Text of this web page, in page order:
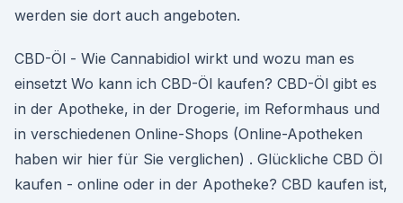
werden sie dort auch angeboten.
CBD-Öl - Wie Cannabidiol wirkt und wozu man es
einsetzt Wo kann ich CBD-Öl kaufen? CBD-Öl gibt es
in der Apotheke, in der Drogerie, im Reformhaus und
in verschiedenen Online-Shops (Online-Apotheken
haben wir hier für Sie verglichen) . Glückliche CBD Öl
kaufen - online oder in der Apotheke? CBD kaufen ist,